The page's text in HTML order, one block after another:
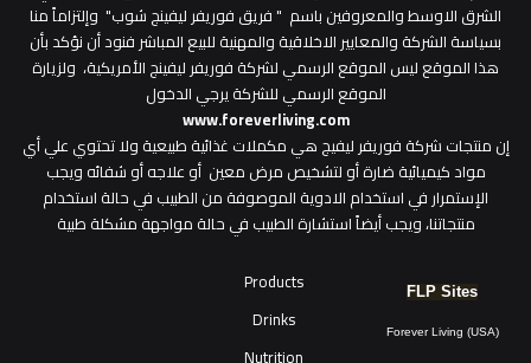
الشرق الاوسط والمعروفين باسم " فريق فوريفر ليفينج شوب" وإلتزاماً منا
بسياسة الشركة والمعايير الاخلاقية والمهنية للبيع المباشر فنود أن نؤكد بأن
هذا الموقع ليس الموقع الرسمي لشركة فوريفر ليفينج الأمريكية، ولزيارة
الموقع الرسمي للشركة يرجي الدخول
www.foreverliving.com
​إن منتجات شركة فوريفر ليفيج هي مكملات غذائية طبيعية ولا تحتوي علي أي
مواد كيميائية ضارة أو لتشخيص مرض معين أو علاجه أو شفائه ويجب
الإستمرار في استخدام الادوية الموصوفة من الطبيب في حالة استخدام
منتجاتنا، ويجب أيضاً استشارة الطبيب في حالة مواجهة مشكلة طبية
FLP Sites
Forever Living (USA)
Products
Drinks
Nutrition